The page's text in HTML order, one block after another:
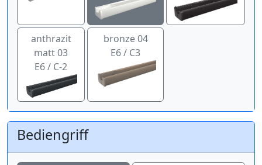
anthrazit
matt 03
E6 / C-2
bronze 04
E6 / C3
Bediengriff